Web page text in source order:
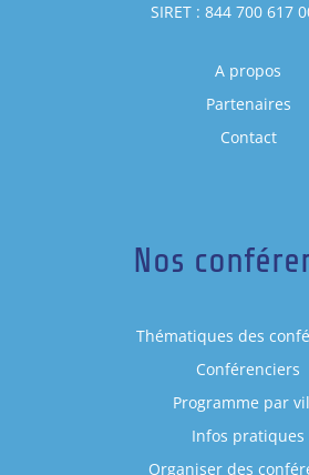
SIRET : 844 700 617
A propos
Partenaires
Contact
Nos
Thématiques des
Conférenciers
Programme par
Infos pratiques
Organiser des